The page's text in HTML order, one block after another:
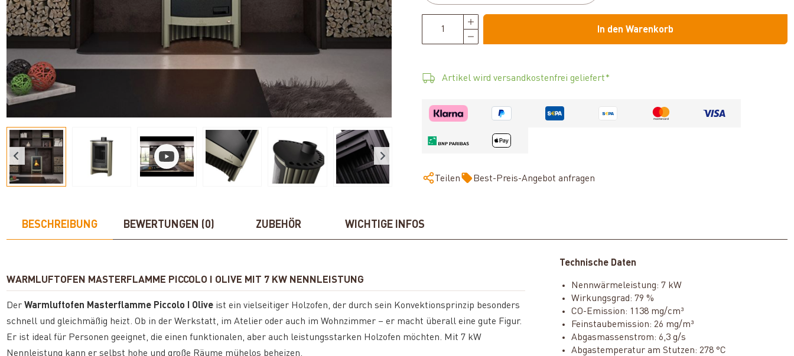
In den Warenkorb
Artikel wird versandkostenfrei geliefert*
Teilen Best-Preis-Angebot anfragen
BESCHREIBUNG BEWERTUNGEN (0) ZUBEHÖR WICHTIGE INFOS
WARMLUFTOFEN MASTERFLAMME PICCOLO I OLIVE MIT 7 KW NENNLEISTUNG
DerWarmluftofen Masterflamme Piccolo I Olive ist ein vielseitiger Holzofen, der durch sein Konvektionsprinzip besonders
schnell und gleichmäßig heizt. Ob in der Werkstatt, im Atelier oder auch im Wohnzimmer – er macht überall eine gute Figur.
Er ist ideal für Personen geeignet, die einen funktionalen, aber auch leistungsstarken Holzofen möchten. Mit 7 kW
Nennleistung kann er selbst hohe und große Räume mühelos beheizen.
Technische Daten
Nennwärmeleistung: 7 kW
Wirkungsgrad: 79 %
CO-Emission: 1138 mg/cm³
Feinstaubemission: 26 mg/m³
Abgasmassenstrom: 6,3 g/s
Abgastemperatur am Stutzen: 278 °C